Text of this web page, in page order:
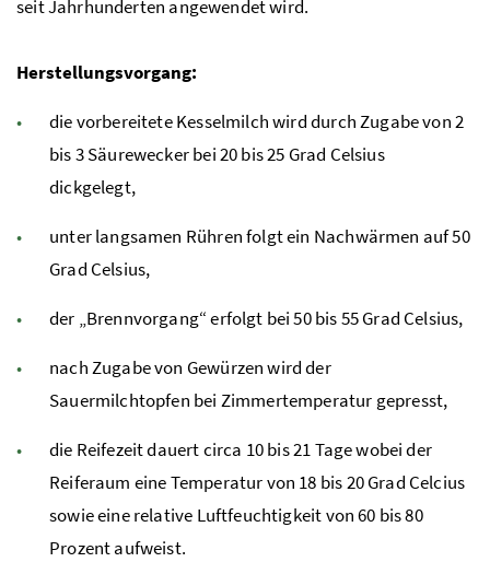
seit Jahrhunderten angewendet wird.
Herstellungsvorgang:
die vorbereitete Kesselmilch wird durch Zugabe von 2
bis 3 Säurewecker bei 20 bis 25 Grad Celsius
dickgelegt,
unter langsamen Rühren folgt ein Nachwärmen auf 50
Grad Celsius,
der „Brennvorgang“ erfolgt bei 50 bis 55 Grad Celsius,
nach Zugabe von Gewürzen wird der
Sauermilchtopfen bei Zimmertemperatur gepresst,
die Reifezeit dauert circa 10 bis 21 Tage wobei der
Reiferaum eine Temperatur von 18 bis 20 Grad Celcius
sowie eine relative Luftfeuchtigkeit von 60 bis 80
Prozent aufweist.